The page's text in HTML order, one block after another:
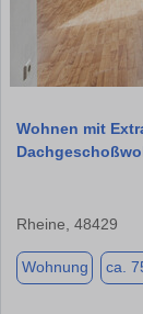
Wohnen mit
Rheine, 48429
Wohnung ca.